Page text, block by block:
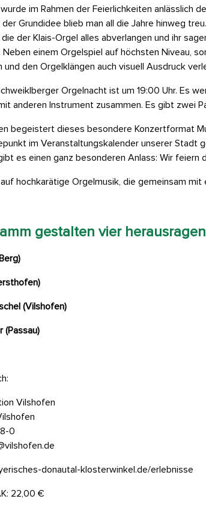
im Rahmen der Feierlichkeiten anlässlich
Grundidee blieb man all die Jahre hinweg
der Klais-Orgel alles abverlangen und ihr
Neben einem Orgelspiel auf höchsten Niveau,
und den Orgelklängen auch visuell Ausdruck
Orgelnacht ist um 19:00 Uhr. Es
anderen Instrument zusammen. Es gibt zwei
begeistert dieses besondere Konzertformat
im Veranstaltungskalender unserer Stadt
es einen ganz besonderen Anlass: Wir
auf hochkarätige Orgelmusik, die gemeinsam
gestalten vier
(Vilshofen)
(Passau)
Vilshofen
0
donautal-klosterwinkel.de/erlebnisse
22,00 €